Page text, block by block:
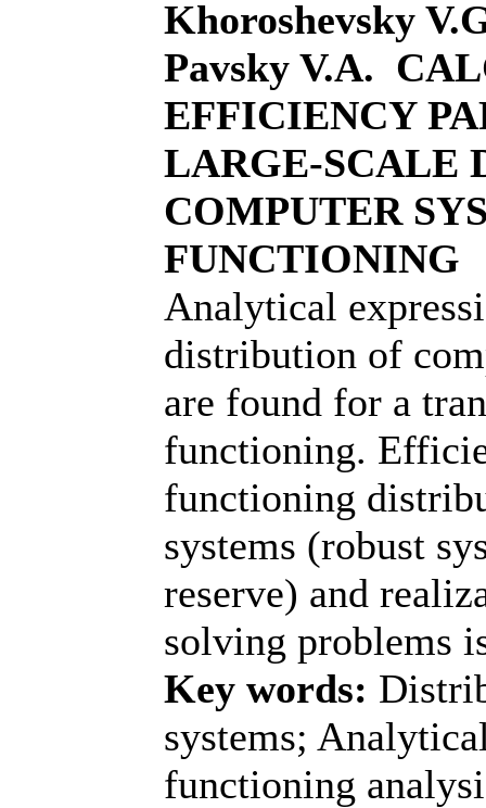
Khoroshevsky
Pavsky V.A.
EFFICIENCY
LARGE-SCALE
COMPUTER
FUNCTIONING
Analytical
distribution of
are found for a
functioning.
functioning
systems (robust
reserve) and
solving problems
Key words:
systems;
functioning